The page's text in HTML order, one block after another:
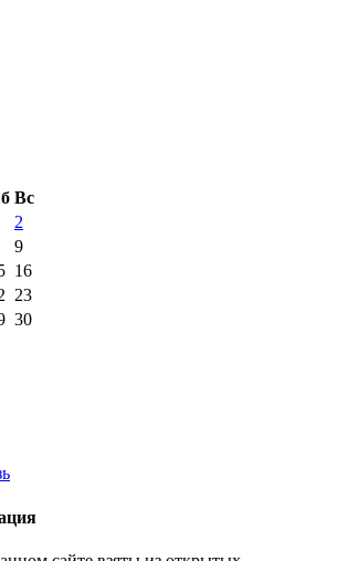
Вс
2
9
16
23
30